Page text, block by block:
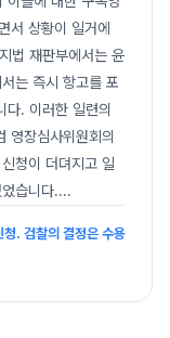
서 상황이 일거에
법 재판부에서는 윤
는 즉시 항고를 포
다. 이러한 일련의
영장심사위원회의
청이 더뎌지고 일
습니다....
. 검찰의 결정은 수용